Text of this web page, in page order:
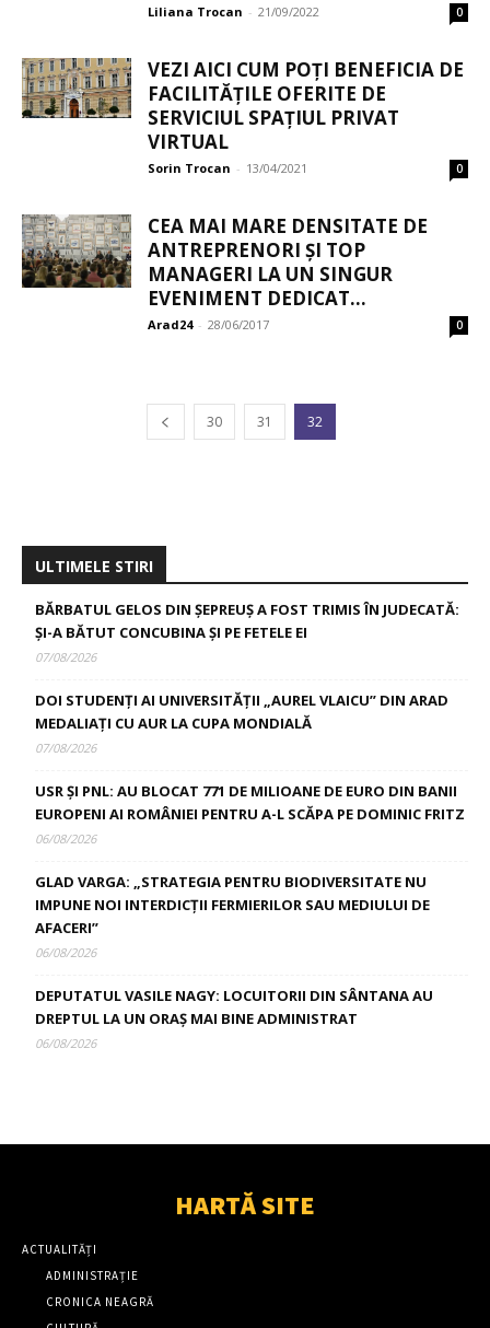
Liliana Trocan - 21/09/2022 0
VEZI AICI CUM POȚI BENEFICIA DE
FACILITĂȚILE OFERITE DE
SERVICIUL SPAȚIUL PRIVAT
VIRTUAL
Sorin Trocan - 13/04/2021 0
CEA MAI MARE DENSITATE DE
ANTREPRENORI ȘI TOP
MANAGERI LA UN SINGUR
EVENIMENT DEDICAT...
Arad24 - 28/06/2017 0
30 31 32
ULTIMELE STIRI
BĂRBATUL GELOS DIN ȘEPREUȘ A FOST TRIMIS ÎN JUDECATĂ:
ȘI-A BĂTUT CONCUBINA ȘI PE FETELE EI
07/08/2026
DOI STUDENȚI AI UNIVERSITĂȚII „AUREL VLAICU” DIN ARAD
MEDALIAȚI CU AUR LA CUPA MONDIALĂ
07/08/2026
USR ȘI PNL: AU BLOCAT 771 DE MILIOANE DE EURO DIN BANII
EUROPENI AI ROMÂNIEI PENTRU A-L SCĂPA PE DOMINIC FRITZ
06/08/2026
GLAD VARGA: „STRATEGIA PENTRU BIODIVERSITATE NU
IMPUNE NOI INTERDICȚII FERMIERILOR SAU MEDIULUI DE
AFACERI”
06/08/2026
DEPUTATUL VASILE NAGY: LOCUITORII DIN SÂNTANA AU
DREPTUL LA UN ORAȘ MAI BINE ADMINISTRAT
06/08/2026
HARTĂ SITE
ACTUALITĂȚI
ADMINISTRAȚIE
CRONICA NEAGRĂ